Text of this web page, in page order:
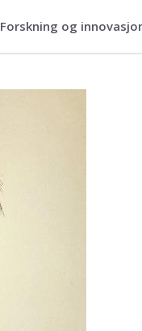
Forskning og